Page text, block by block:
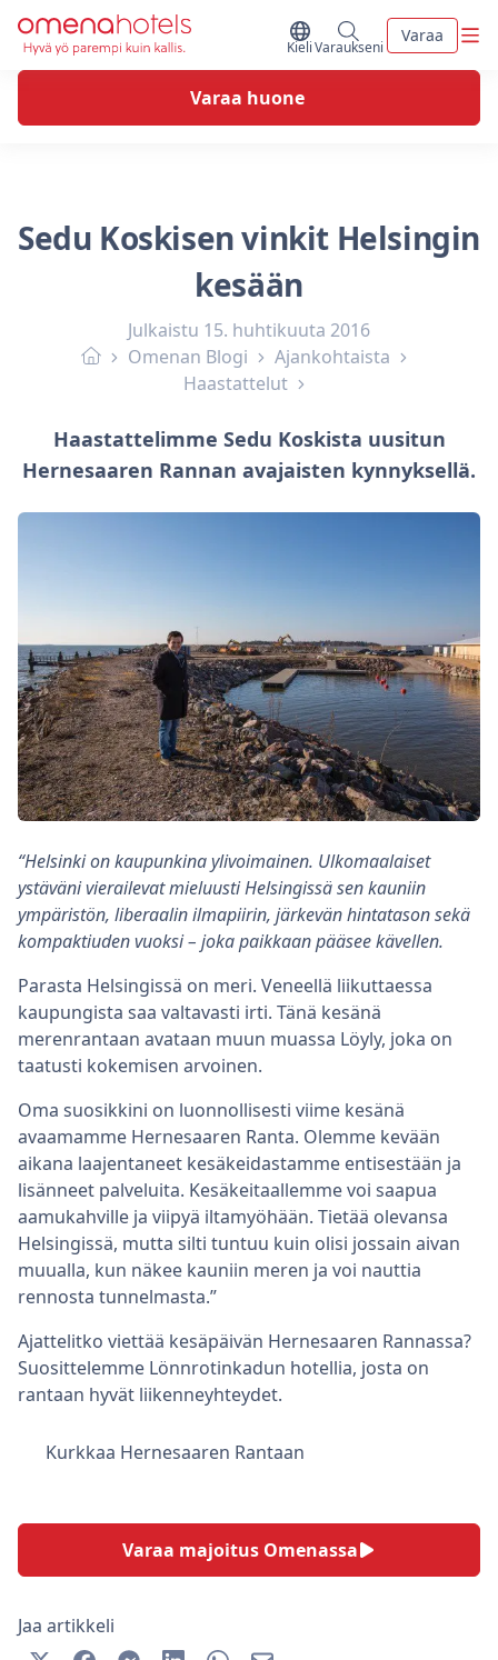
Skip to content
Vaihda kieltä
Kieli Minun varaukseni
Varaukseni
Varaa
Varaa huone
Sedu Koskisen vinkit Helsingin
kesään
Julkaistu 15. huhtikuuta 2016
Omenan Blogi
Ajankohtaista
Haastattelut
Haastattelimme Sedu Koskista uusitun
Hernesaaren Rannan avajaisten kynnyksellä.
“Helsinki on kaupunkina ylivoimainen. Ulkomaalaiset
ystäväni vierailevat mieluusti Helsingissä sen kauniin
ympäristön, liberaalin ilmapiirin, järkevän hintatason sekä
kompaktiuden vuoksi – joka paikkaan pääsee kävellen.
Parasta Helsingissä on meri. Veneellä liikuttaessa
kaupungista saa valtavasti irti. Tänä kesänä
merenrantaan avataan muun muassa Löyly, joka on
taatusti kokemisen arvoinen.
Oma suosikkini on luonnollisesti viime kesänä
avaamamme Hernesaaren Ranta. Olemme kevään
aikana laajentaneet kesäkeidastamme entisestään ja
lisänneet palveluita. Kesäkeitaallemme voi saapua
aamukahville ja viipyä iltamyöhään. Tietää olevansa
Helsingissä, mutta silti tuntuu kuin olisi jossain aivan
muualla, kun näkee kauniin meren ja voi nauttia
rennosta tunnelmasta.”
Ajattelitko viettää kesäpäivän Hernesaaren Rannassa?
Suosittelemme Lönnrotinkadun hotellia, josta on
rantaan hyvät liikenneyhteydet.
Kurkkaa Hernesaaren Rantaan
Varaa majoitus Omenassa
Jaa artikkeli